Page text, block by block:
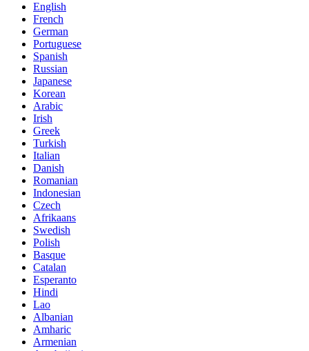
English
French
German
Portuguese
Spanish
Russian
Japanese
Korean
Arabic
Irish
Greek
Turkish
Italian
Danish
Romanian
Indonesian
Czech
Afrikaans
Swedish
Polish
Basque
Catalan
Esperanto
Hindi
Lao
Albanian
Amharic
Armenian